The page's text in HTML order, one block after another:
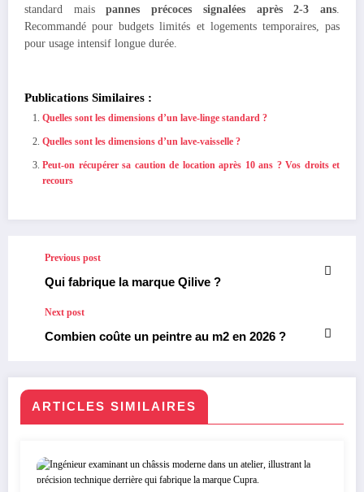
standard maispannes précoces signalées après 2-3 ans.
Recommandé pour budgets limités et logements temporaires, pas
pour usage intensif longue durée.
Publications Similaires :
Quelles sont les dimensions d’un lave-linge standard ?
Quelles sont les dimensions d’un lave-vaisselle ?
Peut-on récupérer sa caution de location après 10 ans ? Vos droits et
recours
Previous post
Qui fabrique la marque Qilive ?
Next post
Combien coûte un peintre au m2 en 2026 ?
ARTICLES SIMILAIRES